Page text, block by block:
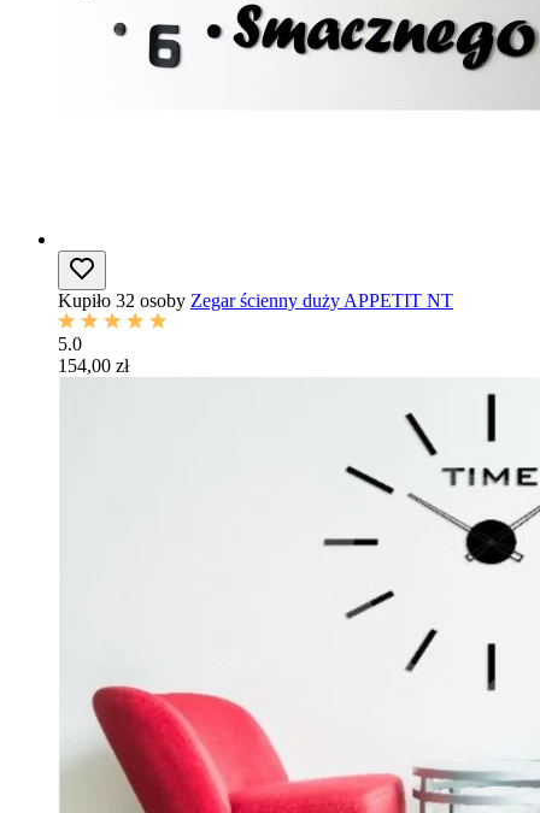
Kupiło 32 osoby Zegar ścienny duży APPETIT NT
5.0
154,00 zł